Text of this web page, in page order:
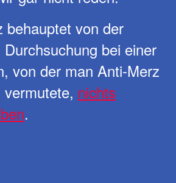
behauptet von der
bei einer
von der man Anti-Merz
nichts
.